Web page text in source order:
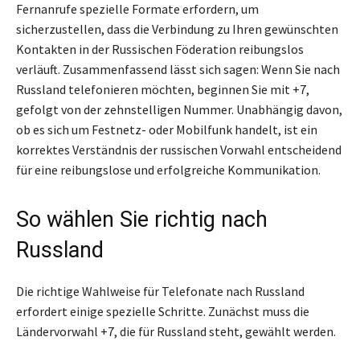
Fernanrufe spezielle Formate erfordern, um
sicherzustellen, dass die Verbindung zu Ihren gewünschten
Kontakten in der Russischen Föderation reibungslos
verläuft. Zusammenfassend lässt sich sagen: Wenn Sie nach
Russland telefonieren möchten, beginnen Sie mit +7,
gefolgt von der zehnstelligen Nummer. Unabhängig davon,
ob es sich um Festnetz- oder Mobilfunk handelt, ist ein
korrektes Verständnis der russischen Vorwahl entscheidend
für eine reibungslose und erfolgreiche Kommunikation.
So wählen Sie richtig nach
Russland
Die richtige Wahlweise für Telefonate nach Russland
erfordert einige spezielle Schritte. Zunächst muss die
Ländervorwahl +7, die für Russland steht, gewählt werden.